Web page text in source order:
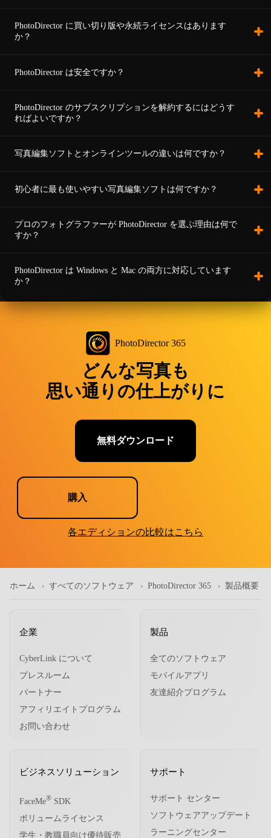
PhotoDirector に買い切り版や永続ライセンスはあります
か？
PhotoDirector は安全ですか？
PhotoDirector のサブスクリプションを解約するにはどうす
ればよいですか？
写真編集ソフトとオンラインツールの違いは何ですか？
初心者に最も使いやすい写真編集ソフトは何ですか？
プロのフォトグラファーが PhotoDirector を選ぶ理由は何で
すか？
PhotoDirector は Windows と Mac の両方に対応しています
か？
PhotoDirector 365
どんな写真も
思い通りの仕上がりに
無料ダウンロード
購入
各エディションの比較はこちら
ホーム すべてのソフトウェア PhotoDirector 365 製品概要
企業
CyberLink について
プレスルーム
パートナー
アフィリエイトプログラム
お問い合わせ
製品
全てのソフトウェア
モバイルアプリ
友達紹介プログラム
ビジネスソリューション
FaceMe® SDK
ボリュームライセンス
学生・教職員向け優待販売
サポート
サポート センター
ソフトウェアアップデート
ラーニングセンター